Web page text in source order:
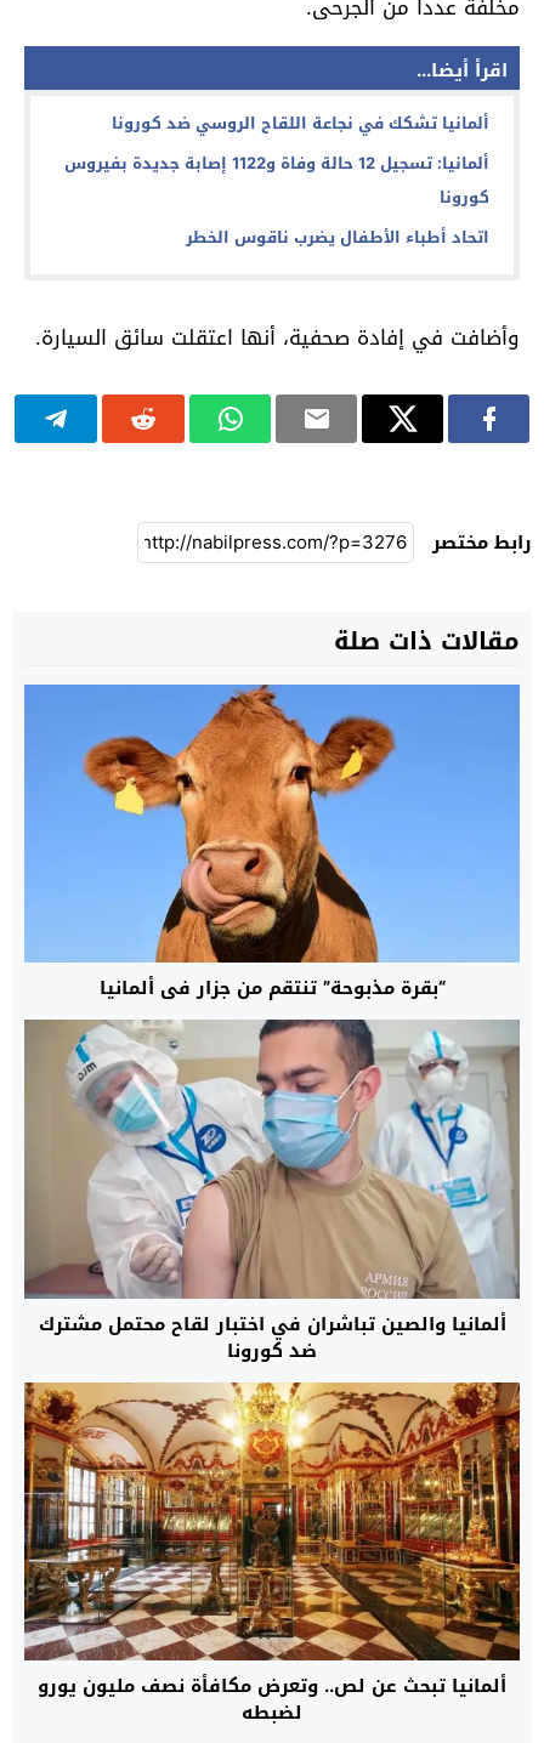
اقرأ أيضا...
ألمانيا تشكك في نجاعة اللقاح الروسي ضد كورونا
ألمانيا: تسجيل 12 حالة وفاة و1122 إصابة جديدة بفيروس
كورونا
اتحاد أطباء الأطفال يضرب ناقوس الخطر
وأضافت في إفادة صحفية، أنها اعتقلت سائق السيارة.
رابط مختصر
مقالات ذات صلة
“بقرة مذبوحة” تنتقم من جزار في ألمانيا
ألمانيا والصين تباشران في اختبار لقاح محتمل مشترك
ضد كورونا
ألمانيا تبحث عن لص.. وتعرض مكافأة نصف مليون يورو
لضبطه